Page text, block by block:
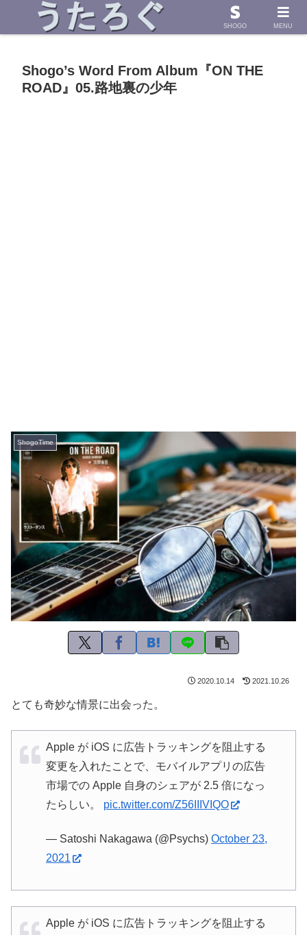
浜田省吾さんの「うた」に導かれて したためた物語
Shogo’s Word From Album『ON THE
ROAD』05.路地裏の少年
ShogoTime
2020.10.14 2021.10.26
とても奇妙な情景に出会った。
Apple が iOS に広告トラッキングを阻止する
変更を入れたことで、モバイルアプリの広告
市場での Apple 自身のシェアが 2.5 倍になっ
たらしい。 pic.twitter.com/Z56IIIVIQO
— Satoshi Nakagawa (@Psychs) October 23,
2021
Apple が iOS に広告トラッキングを阻止する
SHOGO MENU